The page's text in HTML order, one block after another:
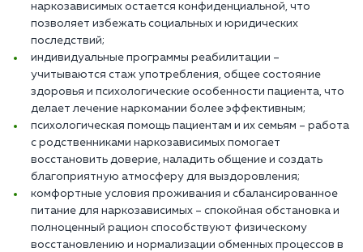
наркозависимых остается конфиденциальной, что
позволяет избежать социальных и юридических
последствий;
индивидуальные программы реабилитации –
учитываются стаж употребления, общее состояние
здоровья и психологические особенности пациента, что
делает лечение наркомании более эффективным;
психологическая помощь пациентам и их семьям – работа
с родственниками наркозависимых помогает
восстановить доверие, наладить общение и создать
благоприятную атмосферу для выздоровления;
комфортные условия проживания и сбалансированное
питание для наркозависимых – спокойная обстановка и
полноценный рацион способствуют физическому
восстановлению и нормализации обменных процессов в